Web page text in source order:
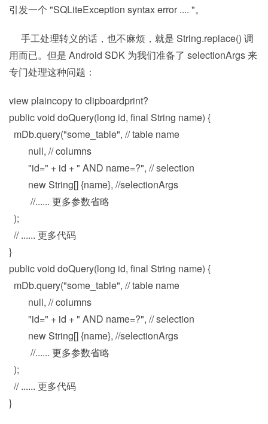
引发一个 "SQLiteException syntax error .... "。
手工处理转义的话，也不麻烦，就是 String.replace() 调
用而已。但是 Android SDK 为我们准备了 selectionArgs 来
专门处理这种问题：
view plaincopy to clipboardprint?
public void doQuery(long id, final String name) {
mDb.query("some_table", // table name
null, // columns
"id=" + id + " AND name=?", // selection
new String[] {name}, //selectionArgs
//...... 更多参数省略
);
// ...... 更多代码
}
public void doQuery(long id, final String name) {
mDb.query("some_table", // table name
null, // columns
"id=" + id + " AND name=?", // selection
new String[] {name}, //selectionArgs
//...... 更多参数省略
);
// ...... 更多代码
}